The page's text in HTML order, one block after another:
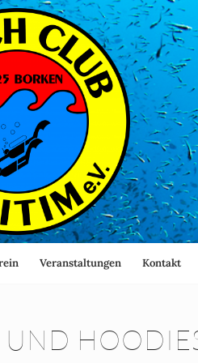
Veranstaltungen Kontakt
UND